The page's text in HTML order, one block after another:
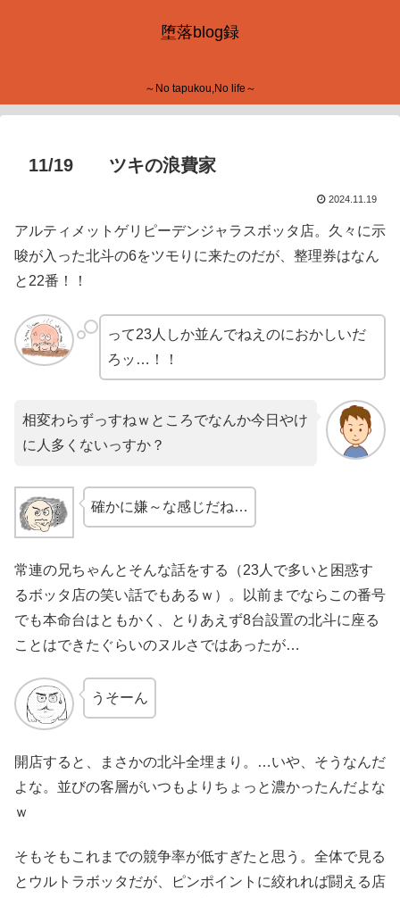
堕落blog録
～No tapukou,No life～
11/19 ツキの浪費家
2024.11.19
アルティメットゲリピーデンジャラスボッタ店。久々に示
唆が入った北斗の6をツモりに来たのだが、整理券はなん
と22番！！
って23人しか並んでねえのにおかしいだ
ろッ…！！
相変わらずっすねｗところでなんか今日やけ
に人多くないっすか？
確かに嫌～な感じだね…
常連の兄ちゃんとそんな話をする（23人で多いと困惑す
るボッタ店の笑い話でもあるｗ）。以前までならこの番号
でも本命台はともかく、とりあえず8台設置の北斗に座る
ことはできたぐらいのヌルさではあったが…
うそーん
開店すると、まさかの北斗全埋まり。…いや、そうなんだ
よな。並びの客層がいつもよりちょっと濃かったんだよな
ｗ
そもそもこれまでの競争率が低すぎたと思う。全体で見る
とウルトラボッタだが、ピンポイントに絞れれば闘える店